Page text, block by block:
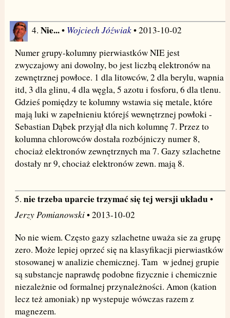
4. Nie...• Wojciech Jóźwiak• 2013-10-02
Numer grupy-kolumny pierwiastków NIE jest
zwyczajowy ani dowolny, bo jest liczbą elektronów na
zewnętrznej powłoce. 1 dla litowców, 2 dla berylu, wapnia
itd, 3 dla glinu, 4 dla węgla, 5 azotu i fosforu, 6 dla tlenu.
Gdzieś pomiędzy te kolumny wstawia się metale, które
mają luki w zapełnieniu którejś wewnętrznej powłoki -
Sebastian Dąbek przyjął dla nich kolumnę 7. Przez to
kolumna chlorowców dostała rozbójniczy numer 8,
chociaż elektronów zewnętrznych ma 7. Gazy szlachetne
dostały nr 9, chociaż elektronów zewn. mają 8.
5. nie trzeba uparcie trzymać się tej wersji układu•
Jerzy Pomianowski• 2013-10-02
No nie wiem. Często gazy szlachetne uważa sie za grupę
zero. Może lepiej oprzeć się na klasyfikacji pierwiastków
stosowanej w analizie chemicznej. Tam w jednej grupie
są substancje naprawdę podobne fizycznie i chemicznie
niezależnie od formalnej przynależności. Amon (kation
lecz też amoniak) np wystepuje wówczas razem z
magnezem.